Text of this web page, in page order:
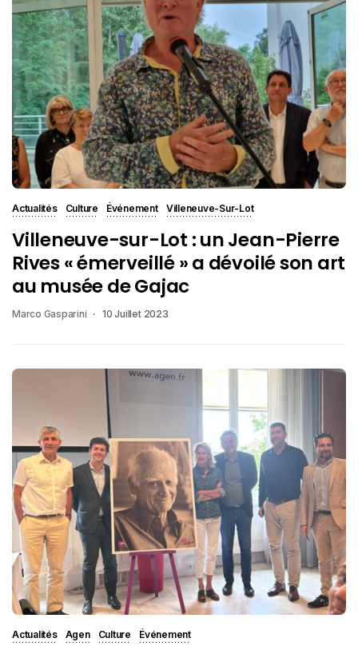
Actualités Culture Événement Villeneuve-Sur-Lot
Villeneuve-sur-Lot : un Jean-Pierre
Rives « émerveillé » a dévoilé son art
au musée de Gajac
Marco Gasparini 10 Juillet 2023
Actualités Agen Culture Événement